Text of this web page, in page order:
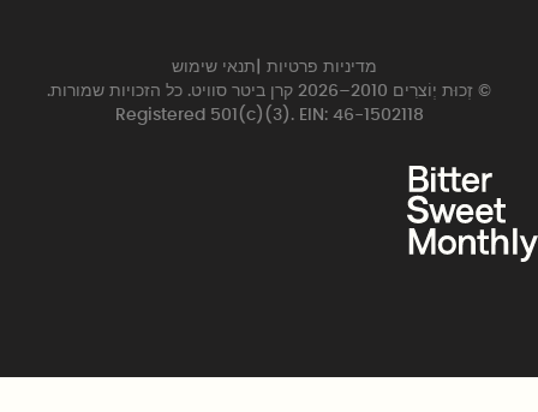
מדיניות פרטיות |תנאי שימוש
© זְכוּת יְוֹצרִים 2010–2026 קרן ביטר סוויט. כל הזכויות שמורות.
Registered 501(c)(3). EIN: 46-1502118